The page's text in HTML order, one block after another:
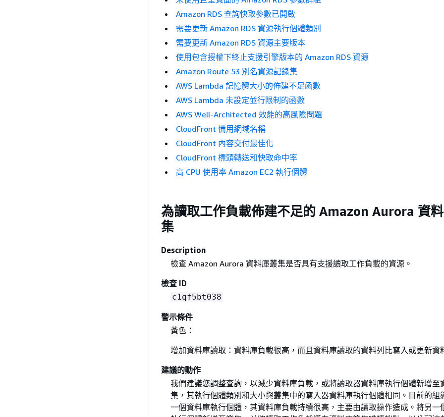
Amazon RDS 查詢快取參數已開啟
需要更新 Amazon RDS 資源執行個體類別
需要更新 Amazon RDS 資源主要版本
使用包含授權下終止支援引擎版本的 Amazon RDS 資源
Amazon Route 53 別名資源記錄集
AWS Lambda 記憶體大小的佈建不足函數
AWS Lambda 未設定並行限制的函數
AWS Well-Architected 效能的高風險問題
CloudFront 備用網域名稱
CloudFront 內容交付最佳化
CloudFront 標頭轉送和快取命中率
高 CPU 使用率 Amazon EC2 執行個體
為讀取工作負載佈建不足的 Amazon Aurora 資
集
Description
檢查 Amazon Aurora 資料庫叢集是否具有支援讀取工作負載的資源。
檢查 ID
c1qf5bt038
警示條件
黃色：
增加資料庫讀取：資料庫負載很高，而且資料庫讀取的資料列比寫入或更新資
建議的動作
我們建議您調整查詢，以減少資料庫負載，或將讀取器資料庫執行個體新增至
集，其執行個體類別和大小與叢集中的寫入器資料庫執行個體相同。目前的組
一個資料庫執行個體，其資料庫負載持續很高，主要由讀取操作造成。將另一